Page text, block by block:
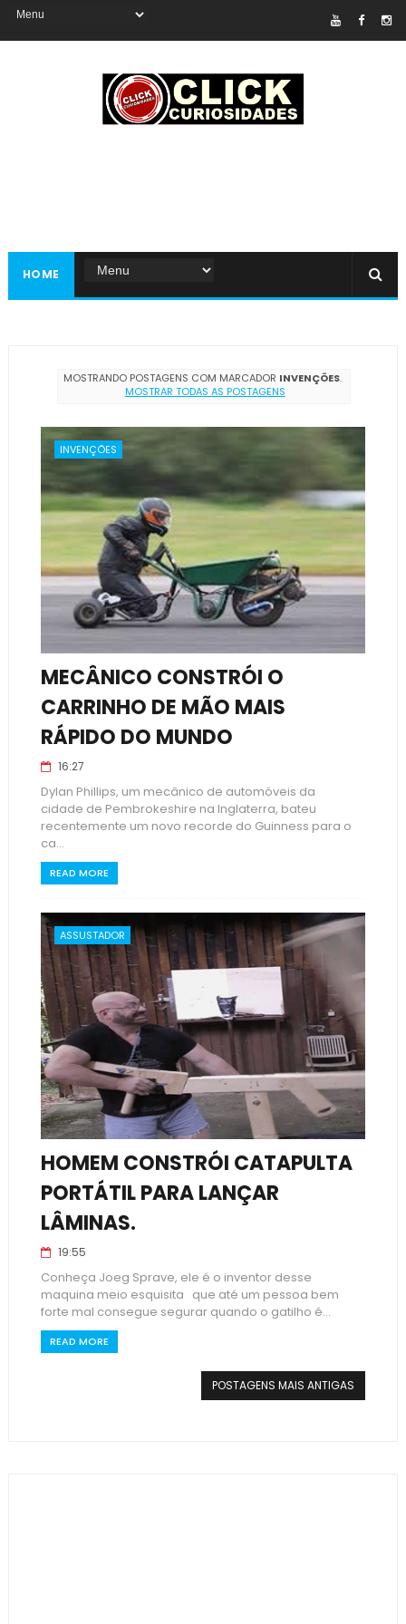
HOME
MOSTRANDO POSTAGENS COM MARCADOR INVENÇÕES.
MOSTRAR TODAS AS POSTAGENS
INVENÇÕES
MECÂNICO CONSTRÓI O
CARRINHO DE MÃO MAIS
RÁPIDO DO MUNDO
16:27
Dylan Phillips, um mecânico de automóveis da
cidade de Pembrokeshire na Inglaterra, bateu
recentemente um novo recorde do Guinness para o
ca...
READ MORE
ASSUSTADOR
HOMEM CONSTRÓI CATAPULTA
PORTÁTIL PARA LANÇAR
LÂMINAS.
19:55
Conheça Joeg Sprave, ele é o inventor desse
maquina meio esquisita que até um pessoa bem
forte mal consegue segurar quando o gatilho é...
READ MORE
POSTAGENS MAIS ANTIGAS